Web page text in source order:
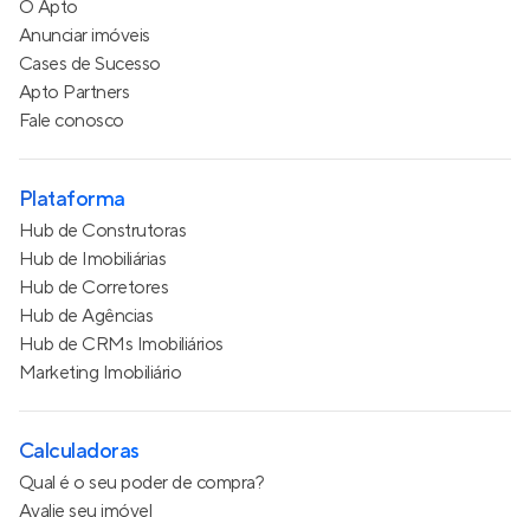
O Apto
Anunciar imóveis
Cases de Sucesso
Apto Partners
Fale conosco
Plataforma
Hub de Construtoras
Hub de Imobiliárias
Hub de Corretores
Hub de Agências
Hub de CRMs Imobiliários
Marketing Imobiliário
Calculadoras
Qual é o seu poder de compra?
Avalie seu imóvel